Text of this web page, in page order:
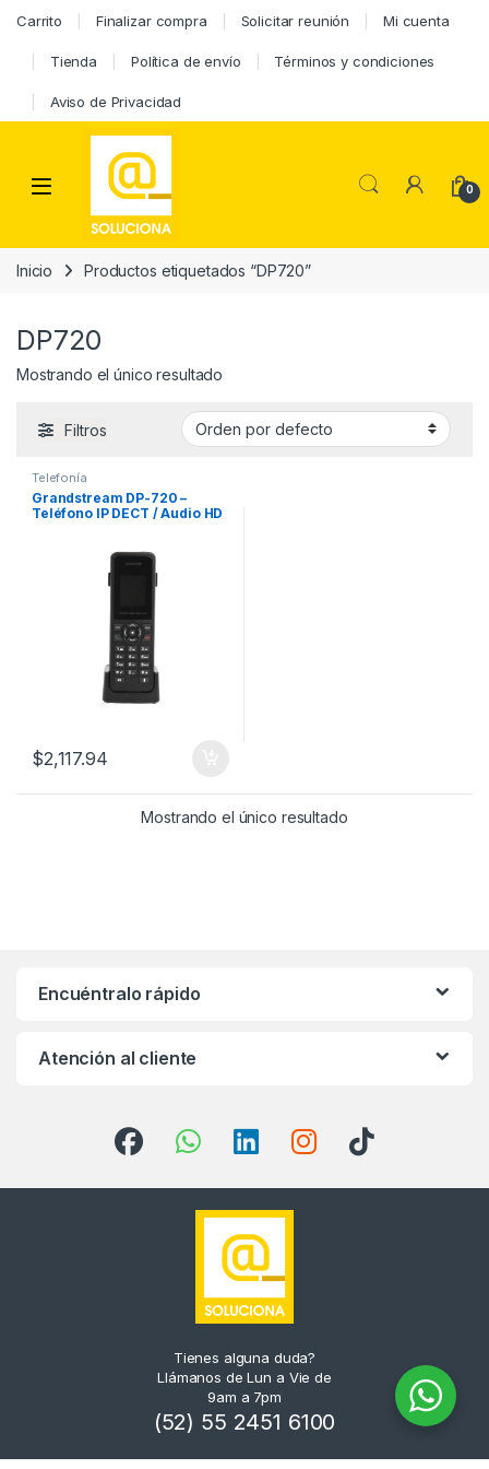
Carrito Finalizar compra Solicitar reunión Mi cuenta
Tienda Política de envío Términos y condiciones
Aviso de Privacidad
0
Inicio Productos etiquetados “DP720”
DP720
Mostrando el único resultado
Filtros
Telefonía
Grandstream DP-720 –
Teléfono IP DECT / Audio HD
$2,117.94
Mostrando el único resultado
Encuéntralo rápido
Atención al cliente
Tienes alguna duda?
Llámanos de Lun a Vie de
9am a 7pm
(52) 55 2451 6100